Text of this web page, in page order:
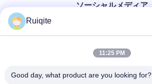
ソーシャルメディア
クイックコンタクト
Tel
Ruiqite
11:25 PM
Good day, what product are you looking for?